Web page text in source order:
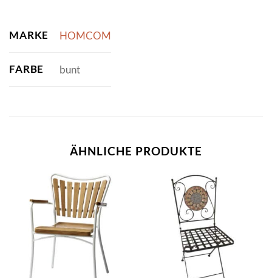
MARKE HOMCOM
FARBE bunt
ÄHNLICHE PRODUKTE